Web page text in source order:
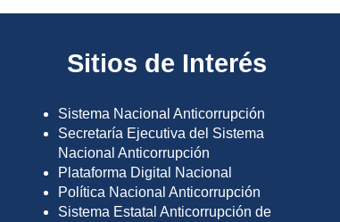
Sitios de Interés
Sistema Nacional Anticorrupción
Secretaría Ejecutiva del Sistema
Nacional Anticorrupción
Plataforma Digital Nacional
Política Nacional Anticorrupción
Sistema Estatal Anticorrupción de